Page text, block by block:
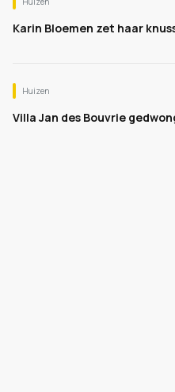
Karin Bloemen zet haar
Huizen
Villa Jan des Bouvrie